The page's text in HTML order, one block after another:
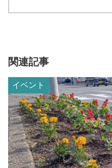
関連記事
イベント